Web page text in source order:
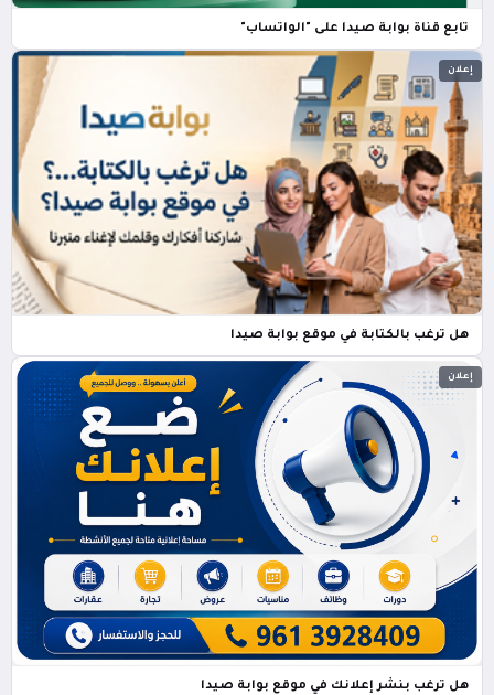
تابع قناة بوابة صيدا على "الواتساب"
إعلان
هل ترغب بالكتابة في موقع بوابة صيدا
إعلان
هل ترغب بنشر إعلانك في موقع بوابة صيدا